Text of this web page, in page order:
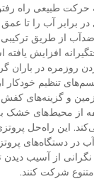
طبیعی راه
از طریق
افزایش یافته
روزمره در باران
تنظیم خودکار
و گزینه‌های کفش
از محیط‌های خشک
این راه‌حل
در دستگاه‌های
از آسیب دیدن
متنوع شرکت کنند.